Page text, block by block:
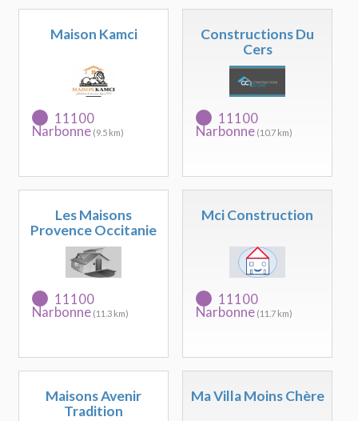
Maison Kamci
11100
Narbonne (9.5 km)
Constructions Du
Cers
11100
Narbonne (10.7 km)
Les Maisons
Provence Occitanie
11100
Narbonne (11.3 km)
Mci Construction
11100
Narbonne (11.7 km)
Maisons Avenir
Tradition
Ma Villa Moins Chère